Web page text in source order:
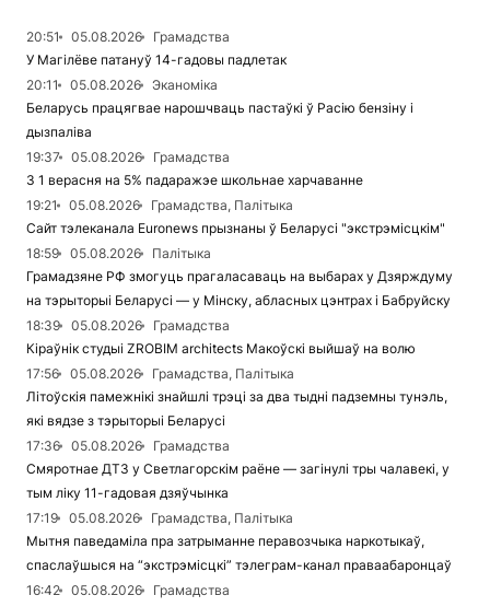
20:51 05.08.2026
Грамадства
У Магілёве патануў 14-гадовы падлетак
20:11
05.08.2026
Эканоміка
Беларусь працягвае нарошчваць пастаўкі ў Расію бензіну і
дызпаліва
19:37
05.08.2026
Грамадства
З 1 верасня на 5% падаражэе школьнае харчаванне
19:21
05.08.2026
Грамадства, Палітыка
Сайт тэлеканала Euronews прызнаны ў Беларусі "экстрэмісцкім"
18:59
05.08.2026
Палітыка
Грамадзяне РФ змогуць прагаласаваць на выбарах у Дзярждуму
на тэрыторыі Беларусі — у Мінску, абласных цэнтрах і Бабруйску
18:39
05.08.2026
Грамадства
Кіраўнік студыі ZROBIM architects Макоўскі выйшаў на волю
17:56
05.08.2026
Грамадства, Палітыка
Літоўскія памежнікі знайшлі трэці за два тыдні падземны тунэль,
які вядзе з тэрыторыі Беларусі
17:36
05.08.2026
Грамадства
Смяротнае ДТЗ у Светлагорскім раёне — загінулі тры чалавекі, у
тым ліку 11-гадовая дзяўчынка
17:19
05.08.2026
Грамадства, Палітыка
Мытня паведаміла пра затрыманне перавозчыка наркотыкаў,
спаслаўшыся на “экстрэмісцкі” тэлеграм-канал праваабаронцаў
16:42
05.08.2026
Грамадства